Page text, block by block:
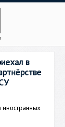
в